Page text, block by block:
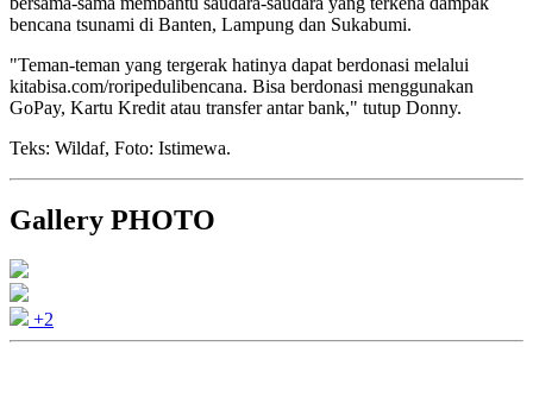
bencana tsunami di Banten, Lampung dan Sukabumi.
"Teman-teman yang tergerak hatinya dapat berdonasi melalui
kitabisa.com/roripedulibencana. Bisa berdonasi menggunakan
GoPay, Kartu Kredit atau transfer antar bank," tutup Donny.
Teks: Wildaf, Foto: Istimewa.
Gallery PHOTO
+2